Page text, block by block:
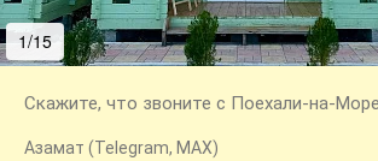
1/15
Скажите, что звоните с Поехали-на-
Азамат (Telegram, МАХ)